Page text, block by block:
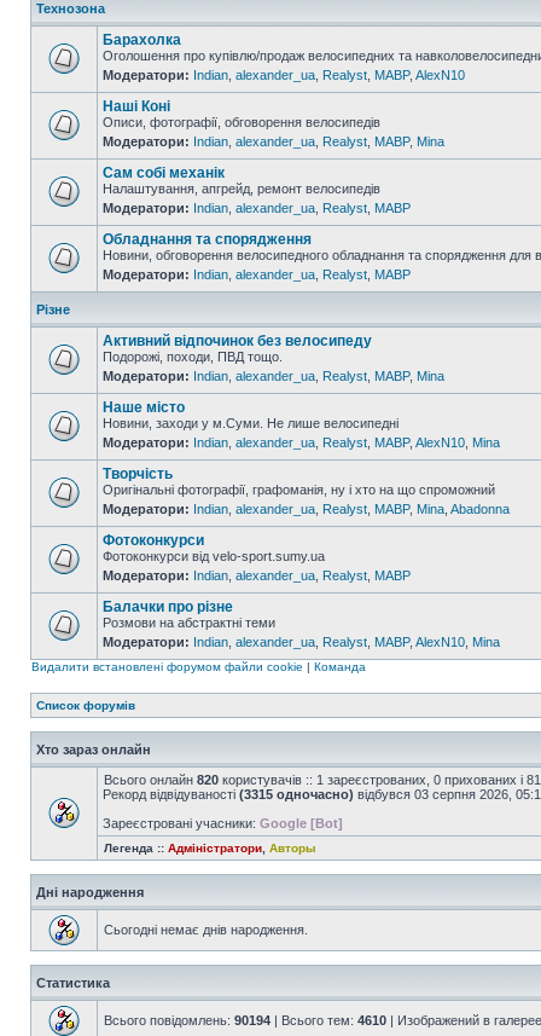
Технозона
Барахолка
Оголошення про купівлю/продаж велосипедних та
Модератори: Indian alexander_ua Realyst MABP, AlexN10
Наші Коні
Описи, фотографії, обговорення велосипедів
Модератори: Indian alexander_ua Realyst MABP, Mina
Сам собі механік
Налаштування, апгрейд, ремонт велосипедів
Модератори: Indian alexander_ua Realyst MABP
Обладнання та спорядження
Новини, обговорення велосипедного обладнання та спорядження для
Модератори: Indian alexander_ua Realyst MABP
Різне
Активний відпочинок без велосипеду
Подорожі, походи, ПВД тощо.
Модератори: Indian alexander_ua Realyst MABP, Mina
Наше місто
Новини, заходи у м.Суми. Не лише велосипедні
Модератори: Indian alexander_ua Realyst MABP, AlexN10 Mina
Творчість
Оригінальні фотографії, графоманія, ну і хто на що спроможний
Модератори: Indian alexander_ua Realyst MABP, Mina Abadonna
Фотоконкурси
Фотоконкурси від velo-sport.sumy.ua
Модератори: Indian alexander_ua Realyst MABP
Балачки про різне
Розмови на абстрактні теми
Модератори: Indian alexander_ua Realyst MABP, AlexN10 Mina
Видалити встановлені форумом файли cookie | Команда
Список форумів
Хто зараз онлайн
Всього онлайн 820 користувачів :: 1 зареєстрованих, 0 прихованих і
Рекорд відвідуваності (3315 одночасно) відбувся 03 серпня 2026,
Зареєстровані учасники: Google [Bot]
Легенда :: Адміністратори Авторы
Дні народження
Сьогодні немає днів народження.
Статистика
Всього повідомлень: 90194 | Всього тем: 4610 | Изображений в